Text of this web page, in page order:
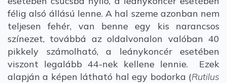
félig alsó állású lenne. A hal szeme azonban nem
teljesen fehér, van benne egy kis narancsos
színezet, továbbá az oldalvonalon valóban 40
pikkely számolható, a leánykoncér esetében
viszont legalább 44-nek kellene lennie. Ezek
alapján a képen látható hal egy bodorka (Rutilus